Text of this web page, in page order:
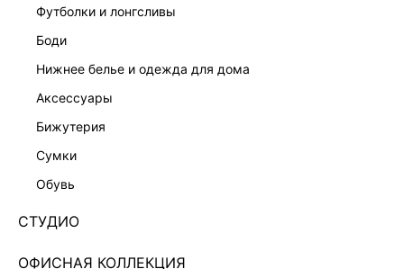
футболки и лонгсливы
боди
нижнее белье и одежда для дома
аксессуары
бижутерия
сумки
обувь
СТУДИО
ОФИСНАЯ КОЛЛЕКЦИЯ
5 999 ₽-73%
ЦВЕТ:ЗЕЛЕНЫЙ